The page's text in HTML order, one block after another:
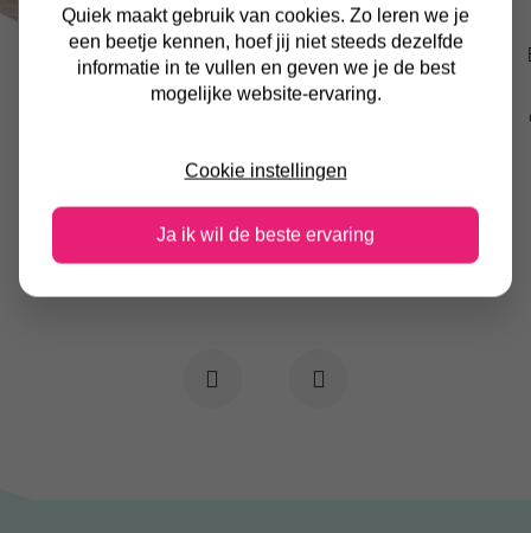
Case / lichaamshouding tiener
Een jongen van 12 jaar heeft vaak hoofdpijn
en pijn in zijn nek. Uit het eerste gesprek
Details
Quiek maakt gebruik van cookies. Zo leren we je
een beetje kennen, hoef jij niet steeds dezelfde
informatie in te vullen en geven we je de best
mogelijke website-ervaring.
Cookie instellingen
Ja ik wil de beste ervaring